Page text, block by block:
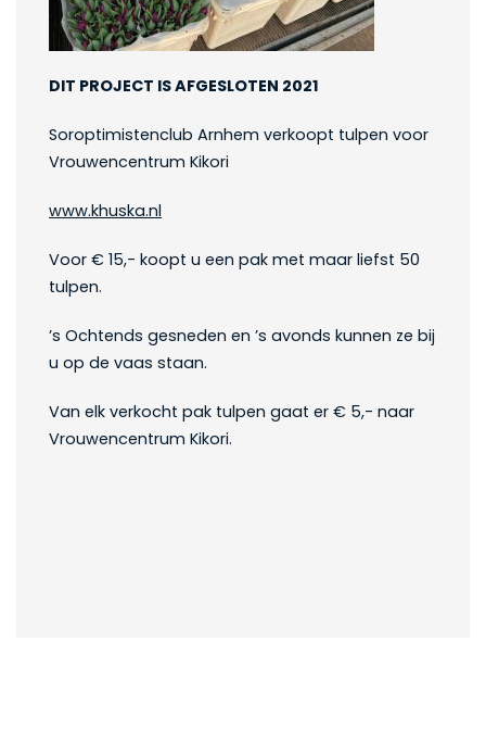
DIT PROJECT IS AFGESLOTEN 2021
Soroptimistenclub Arnhem verkoopt tulpen voor
Vrouwencentrum Kikori
www.khuska.nl
Voor € 15,- koopt u een pak met maar liefst 50
tulpen.
’s Ochtends gesneden en ’s avonds kunnen ze bij
u op de vaas staan.
Van elk verkocht pak tulpen gaat er € 5,- naar
Vrouwencentrum Kikori.